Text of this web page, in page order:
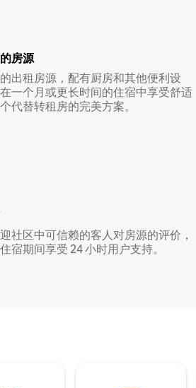
房源
出租房源，配有厨房和其他便利设
一个月或更长时间的住宿中享受舒适
代替转租房的完美方案。
社区中可信赖的客人对房源的评价，
宿期间享受 24 小时用户支持。